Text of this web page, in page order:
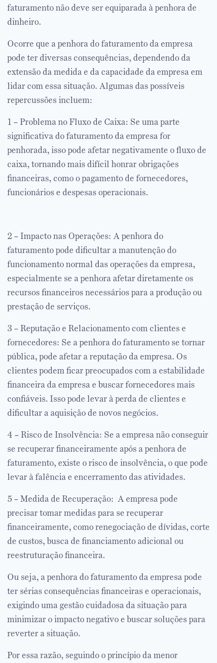
faturamento não deve ser equiparada à penhora de
dinheiro.
Ocorre que a penhora do faturamento da empresa
pode ter diversas consequências, dependendo da
extensão da medida e da capacidade da empresa em
lidar com essa situação. Algumas das possíveis
repercussões incluem:
1 – Problema no Fluxo de Caixa: Se uma parte
significativa do faturamento da empresa for
penhorada, isso pode afetar negativamente o fluxo de
caixa, tornando mais difícil honrar obrigações
financeiras, como o pagamento de fornecedores,
funcionários e despesas operacionais.
2 – Impacto nas Operações: A penhora do
faturamento pode dificultar a manutenção do
funcionamento normal das operações da empresa,
especialmente se a penhora afetar diretamente os
recursos financeiros necessários para a produção ou
prestação de serviços.
3 – Reputação e Relacionamento com clientes e
fornecedores: Se a penhora do faturamento se tornar
pública, pode afetar a reputação da empresa. Os
clientes podem ficar preocupados com a estabilidade
financeira da empresa e buscar fornecedores mais
confiáveis. Isso pode levar à perda de clientes e
dificultar a aquisição de novos negócios.
4 – Risco de Insolvência: Se a empresa não conseguir
se recuperar financeiramente após a penhora de
faturamento, existe o risco de insolvência, o que pode
levar à falência e encerramento das atividades.
5 – Medida de Recuperação: A empresa pode
precisar tomar medidas para se recuperar
financeiramente, como renegociação de dívidas, corte
de custos, busca de financiamento adicional ou
reestruturação financeira.
Ou seja, a penhora do faturamento da empresa pode
ter sérias consequências financeiras e operacionais,
exigindo uma gestão cuidadosa da situação para
minimizar o impacto negativo e buscar soluções para
reverter a situação.
Por essa razão, seguindo o princípio da menor